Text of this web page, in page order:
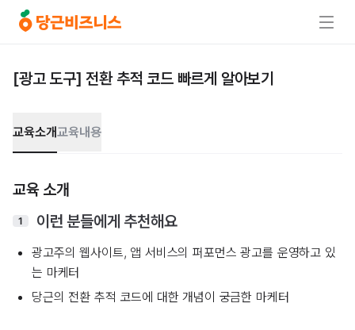
[광고 도구] 전환 추적 코드 빠르게 알아보기
교육소개교육내용
교육 소개
1 이런 분들에게 추천해요
광고주의 웹사이트, 앱 서비스의 퍼포먼스 광고를 운영하고 있
는 마케터
당근의 전환 추적 코드에 대한 개념이 궁금한 마케터